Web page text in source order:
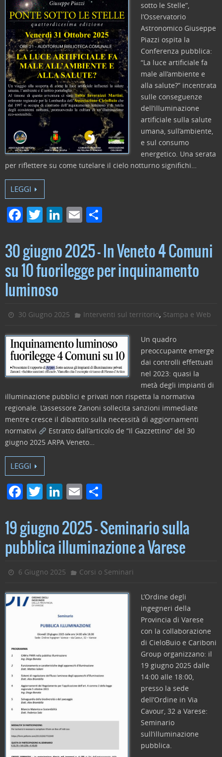
sotto le Stelle”,
l’Osservatorio
Astronomico Giuseppe
Piazzi ospita la
Conferenza pubblica:
“La luce artificiale fa
male all’ambiente e
alla salute?” incentrata
sulle conseguenze
dell’illuminazione
artificiale sulla salute
umana, sull’ambiente,
e sul consumo
energetico. Una serata
per riflettere su come tutelare il cielo notturno significhi…
LEGGI
F
c
e
b
o
o
T
itt
er
Li
k
e
dI
E
ai
l
n
di
vi
30 giugno 2025 – In Veneto 4 Comuni
su 10 fuorilegge per inquinamento
luminoso
30 Giugno 2025 Interventi sul territorio, Stampa e Web
Un quadro
preoccupante emerge
dai controlli effettuati
nel 2023: quasi la
metà degli impianti di
illuminazione pubblici e privati non rispetta la normativa
regionale. L’assessore Zanoni sollecita sanzioni immediate
mentre cresce il dibattito sulla necessità di aggiornamenti
normativi
Estratto dall’articolo de “Il Gazzettino” del 30
giugno 2025 ARPA Veneto…
LEGGI
F
c
e
b
o
o
k
T
itt
er
Li
k
e
dI
n
E
ai
l
n
di
vi
di
19 giugno 2025 – Seminario sulla
pubblica illuminazione a Varese
6 Giugno 2025 Corsi o Seminari
L’Ordine degli
ingegneri della
Provincia di Varese
con la collaborazione
di CieloBuio e Cariboni
Group organizzano: il
19 giugno 2025 dalle
14:00 alle 18:00,
presso la sede
dell’Ordine in Via
Cavour, 32 a Varese:
Seminario
sull’illuminazione
pubblica.